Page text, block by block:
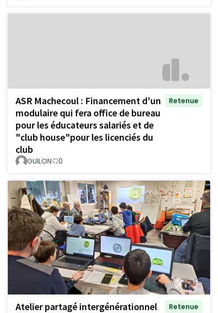
ASR Machecoul : Financement d'un
modulaire qui fera office de bureau
pour les éducateurs salariés et de
"club house"pour les licenciés du
club
Retenue
GUILON 0
Atelier partagé intergénérationnel
Retenue